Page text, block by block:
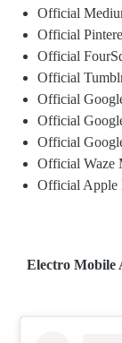
Official
Official
Official
Official
Official
Official
Official
Official Waze
Official Apple
Electro Mobile